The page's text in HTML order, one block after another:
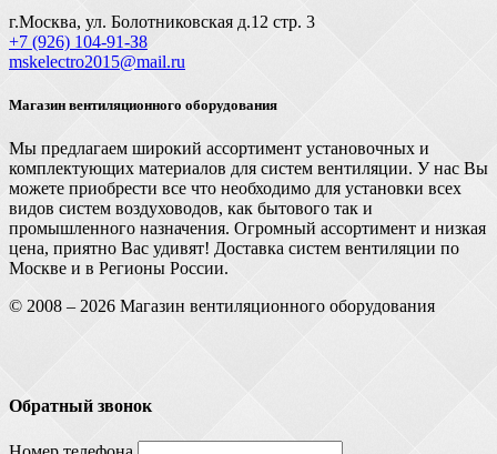
г.Москва, ул. Болотниковская д.12 стр. 3
+7 (926) 104-91-З8
mskelectro2015@mail.ru
Магазин вентиляционного оборудования
Мы предлагаем широкий ассортимент установочных и
комплектующих материалов для систем вентиляции. У нас Вы
можете приобрести все что необходимо для установки всех
видов систем воздуховодов, как бытового так и
промышленного назначения. Огромный ассортимент и низкая
цена, приятно Вас удивят! Доставка систем вентиляции по
Москве и в Регионы России.
© 2008 – 2026 Магазин вентиляционного оборудования
Обратный звонок